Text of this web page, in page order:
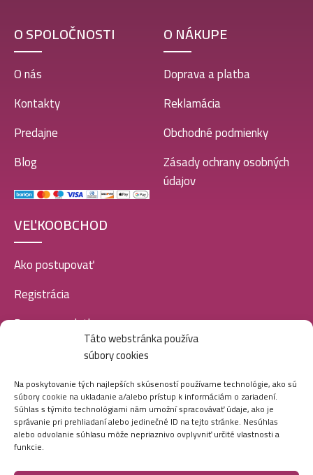
Táto webstránka používa
súbory cookies
Na poskytovanie tých najlepších skúseností používame technológie, ako sú
súbory cookie na ukladanie a/alebo prístup k informáciám o zariadení.
Súhlas s týmito technológiami nám umožní spracovávať údaje, ako je
správanie pri prehliadaní alebo jedinečné ID na tejto stránke. Nesúhlas
alebo odvolanie súhlasu môže nepriaznivo ovplyvniť určité vlastnosti a
funkcie.
O SPOLOČNOSTI
O nás
Kontakty
Predajne
Blog
O NÁKUPE
Doprava a platba
Reklamácia
Obchodné podmienky
Zásady ochrany osobných
údajov
VEĽKOOBCHOD
Ako postupovať
Registrácia
Doprava a platba
SOCIÁLNE SIETE